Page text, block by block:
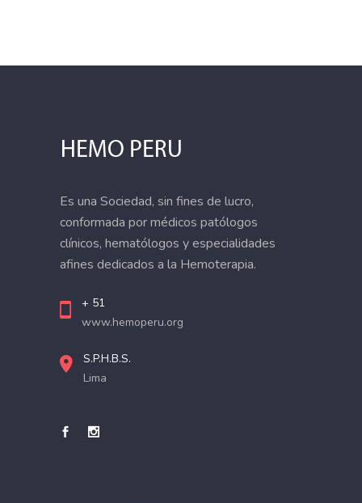
Es una Sociedad, sin fines de lucro,
conformada por médicos patólogos
clínicos, hematólogos y especialidades
afines dedicados a la Hemoterapia.
+ 51
www.hemoperu.org
S.P.H.B.S.
Lima